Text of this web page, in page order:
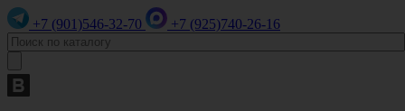
+7 (901)546-32-70 +7 (925)740-26-16